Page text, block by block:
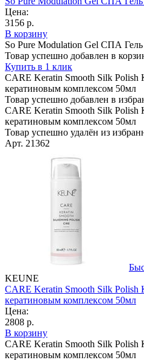
Цена:
3156 р.
В корзину
So Pure Modulation Gel СПА
Товар успешно добавлен в
Купить в 1 клик
CARE Keratin Smooth Silk
кератиновым комплексом 50мл
Товар успешно добавлен в
CARE Keratin Smooth Silk
кератиновым комплексом 50мл
Товар успешно удалён из
Арт. 21362
KEUNE
CARE Keratin Smooth Silk
кератиновым комплексом 50мл
Цена:
2808 р.
В корзину
CARE Keratin Smooth Silk
кератиновым комплексом 50мл